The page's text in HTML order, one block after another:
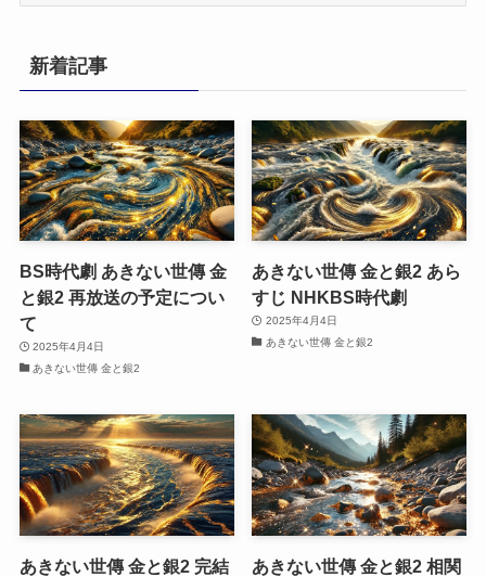
リ
ー
新着記事
BS時代劇 あきない世傳 金
と銀2 再放送の予定につい
て
2025年4月4日
あきない世傳 金と銀2
あきない世傳 金と銀2 あら
すじ NHKBS時代劇
2025年4月4日
あきない世傳 金と銀2
あきない世傳 金と銀2 完結
あきない世傳 金と銀2 相関